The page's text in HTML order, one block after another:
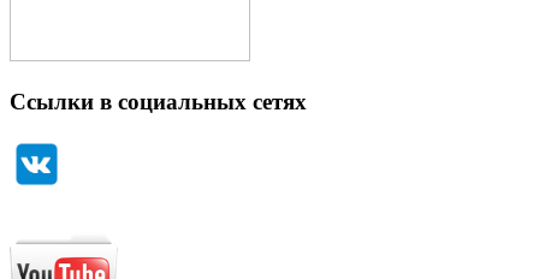
Ссылки в социальных сетях